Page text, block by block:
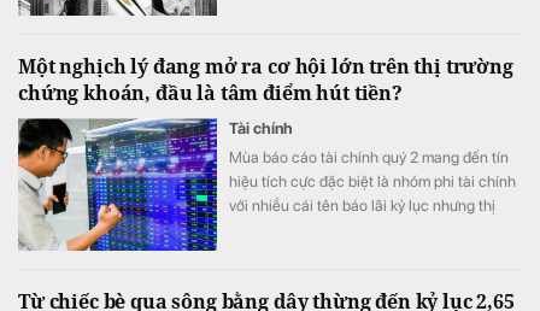
Một nghịch lý đang mở ra cơ hội lớn trên thị trường
chứng khoán, đầu là tâm điểm hút tiền?
Tài chính
Mùa báo cáo tài chính quý 2 mang đến tín
hiệu tích cực đặc biệt là nhóm phi tài chính
với nhiều cái tên báo lãi kỷ lục nhưng thị
Từ chiếc bè qua sông bằng dây thừng đến kỷ lục 2,65